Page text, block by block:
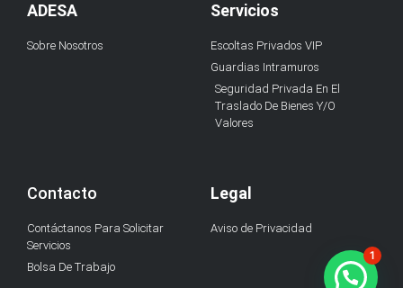
ADESA
Sobre Nosotros
Servicios
Escoltas Privados VIP
Guardias Intramuros
Seguridad Privada En El
Traslado De Bienes Y/O
Valores
Contacto
Contáctanos Para Solicitar
Servicios
Bolsa De Trabajo
Legal
Aviso de Privacidad
1